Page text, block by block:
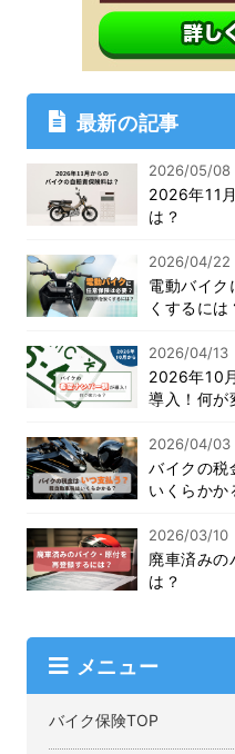
最新の記事
2026/05/08
2026年11
は？
2026/04/22
電動バイク
くするには
2026/04/13
2026年10
導入！何が
2026/04/03
バイクの税
いくらかか
2026/03/10
廃車済みの
は？
メニュー
バイク保険TOP